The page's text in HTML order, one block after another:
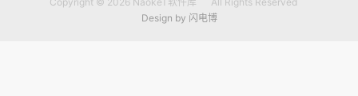
Design by 闪电博